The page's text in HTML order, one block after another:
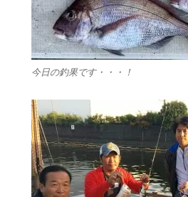
今日の釣果です・・・！